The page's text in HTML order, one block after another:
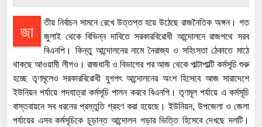
জা
তীয় নির্বাচন সামনে রেখে উত্তপ্ত হয়ে উঠেছে রাজনৈতিক অঙ্গন। গত
জুলাই থেকে বিভিন্ন দাবিতে সরকারবিরোধী আন্দোলনে রাজপথে সরব
বিএনপি। কিন্তু আন্দোলনের নামে নৈরাজ্য ও সহিংসতা ঠেকাতে মাঠে
থাকছে আওয়ামী লীগও। রাজধানী ও বিভাগের পর আজ থেকে পাল্টাপাল্টি কর্মসূচি শুরু
হচ্ছে তৃণমূলেও সরকারবিরোধী যুগপৎ আন্দোলনের অংশ হিসেবে আজ সারাদেশে
ইউনিয়ন পর্যায়ে পদযাত্রা কর্মসূচি পালন করবে বিএনপি। তৃণমূল পর্যায়ে এ কর্মসূচি
বাস্তবায়নে সব ধরনের প্রস্তুতি গ্রহণ করা হয়েছে। ইউনিয়ন, উপজেলা ও জেলা
পর্যায়ের এসব কর্মসূচিকে চূড়ান্ত আন্দোলন গড়ার ভিত্তি হিসেবে দেখছে দলটি।